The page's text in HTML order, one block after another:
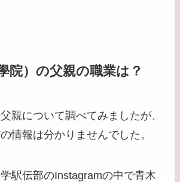
院）の父親の職業は？
親について調べてみましたが、
情報は分かりませんでした。
駅伝部のInstagramの中で青木